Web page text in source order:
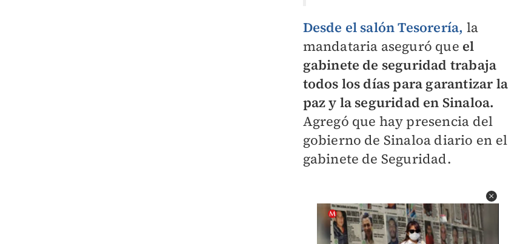
Desde el salón Tesorería, la
mandataria aseguró que el
gabinete de seguridad trabaja
todos los días para garantizar la
paz y la seguridad en Sinaloa.
Agregó que hay presencia del
gobierno de Sinaloa diario en el
gabinete de Seguridad.